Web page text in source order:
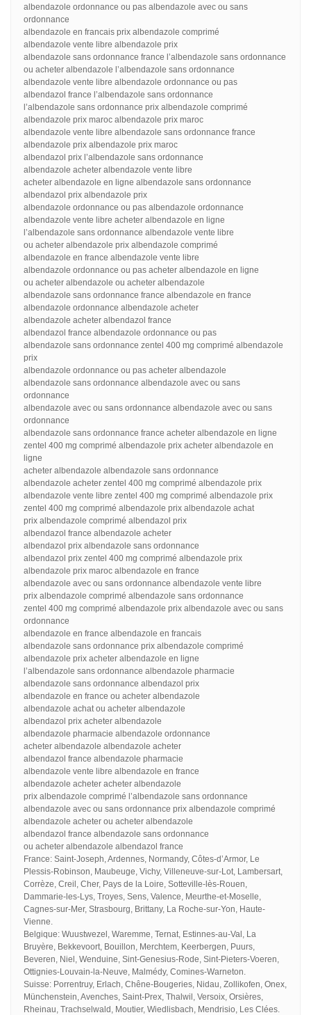
albendazole ordonnance ou pas albendazole avec ou sans
ordonnance
albendazole en francais prix albendazole comprimé
albendazole vente libre albendazole prix
albendazole sans ordonnance france l’albendazole sans ordonnance
ou acheter albendazole l’albendazole sans ordonnance
albendazole vente libre albendazole ordonnance ou pas
albendazol france l’albendazole sans ordonnance
l’albendazole sans ordonnance prix albendazole comprimé
albendazole prix maroc albendazole prix maroc
albendazole vente libre albendazole sans ordonnance france
albendazole prix albendazole prix maroc
albendazol prix l’albendazole sans ordonnance
albendazole acheter albendazole vente libre
acheter albendazole en ligne albendazole sans ordonnance
albendazol prix albendazole prix
albendazole ordonnance ou pas albendazole ordonnance
albendazole vente libre acheter albendazole en ligne
l’albendazole sans ordonnance albendazole vente libre
ou acheter albendazole prix albendazole comprimé
albendazole en france albendazole vente libre
albendazole ordonnance ou pas acheter albendazole en ligne
ou acheter albendazole ou acheter albendazole
albendazole sans ordonnance france albendazole en france
albendazole ordonnance albendazole acheter
albendazole acheter albendazol france
albendazol france albendazole ordonnance ou pas
albendazole sans ordonnance zentel 400 mg comprimé albendazole
prix
albendazole ordonnance ou pas acheter albendazole
albendazole sans ordonnance albendazole avec ou sans
ordonnance
albendazole avec ou sans ordonnance albendazole avec ou sans
ordonnance
albendazole sans ordonnance france acheter albendazole en ligne
zentel 400 mg comprimé albendazole prix acheter albendazole en
ligne
acheter albendazole albendazole sans ordonnance
albendazole acheter zentel 400 mg comprimé albendazole prix
albendazole vente libre zentel 400 mg comprimé albendazole prix
zentel 400 mg comprimé albendazole prix albendazole achat
prix albendazole comprimé albendazol prix
albendazol france albendazole acheter
albendazol prix albendazole sans ordonnance
albendazol prix zentel 400 mg comprimé albendazole prix
albendazole prix maroc albendazole en france
albendazole avec ou sans ordonnance albendazole vente libre
prix albendazole comprimé albendazole sans ordonnance
zentel 400 mg comprimé albendazole prix albendazole avec ou sans
ordonnance
albendazole en france albendazole en francais
albendazole sans ordonnance prix albendazole comprimé
albendazole prix acheter albendazole en ligne
l’albendazole sans ordonnance albendazole pharmacie
albendazole sans ordonnance albendazol prix
albendazole en france ou acheter albendazole
albendazole achat ou acheter albendazole
albendazol prix acheter albendazole
albendazole pharmacie albendazole ordonnance
acheter albendazole albendazole acheter
albendazol france albendazole pharmacie
albendazole vente libre albendazole en france
albendazole acheter acheter albendazole
prix albendazole comprimé l’albendazole sans ordonnance
albendazole avec ou sans ordonnance prix albendazole comprimé
albendazole acheter ou acheter albendazole
albendazol france albendazole sans ordonnance
ou acheter albendazole albendazol france
France: Saint-Joseph, Ardennes, Normandy, Côtes-d’Armor, Le
Plessis-Robinson, Maubeuge, Vichy, Villeneuve-sur-Lot, Lambersart,
Corrèze, Creil, Cher, Pays de la Loire, Sotteville-lès-Rouen,
Dammarie-les-Lys, Troyes, Sens, Valence, Meurthe-et-Moselle,
Cagnes-sur-Mer, Strasbourg, Brittany, La Roche-sur-Yon, Haute-
Vienne.
Belgique: Wuustwezel, Waremme, Ternat, Estinnes-au-Val, La
Bruyère, Bekkevoort, Bouillon, Merchtem, Keerbergen, Puurs,
Beveren, Niel, Wenduine, Sint-Genesius-Rode, Sint-Pieters-Voeren,
Ottignies-Louvain-la-Neuve, Malmédy, Comines-Warneton.
Suisse: Porrentruy, Erlach, Chêne-Bougeries, Nidau, Zollikofen, Onex,
Münchenstein, Avenches, Saint-Prex, Thalwil, Versoix, Orsières,
Rheinau, Trachselwald, Moutier, Wiedlisbach, Mendrisio, Les Clées.